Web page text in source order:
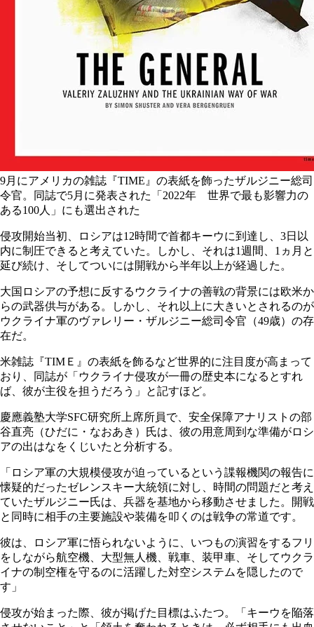
9月にアメリカの雑誌『TIME』の表紙を飾ったザルジニー総司
令官。同誌で5月に発表された「2022年 世界で最も影響力の
ある100人」にも選出された
侵攻開始当初、ロシアは12時間で首都キーウに到達し、3日以
内に制圧できると考えていた。しかし、それは1週間、1ヵ月と
延び続け、そしてついには開戦から半年以上が経過した。
大国ロシアの予想に反するウクライナの善戦の背景には欧米か
らの武器供与がある。しかし、それ以上に大きいとされるのが
ウクライナ軍のヴァレリー・ザルジニー総司令官（49歳）の存
在だ。
米雑誌『TIMＥ』の表紙を飾るなど世界的に注目度が高まって
おり、同誌が「ウクライナ侵攻が一冊の歴史本になるとすれ
ば、彼が主役を担うだろう」と記すほど。
慶應義塾大学SFC研究所上席所員で、安全保障アナリストの部
谷直亮（ひだに・なおあき）氏は、彼の用意周到な準備がロシ
アの出はなをくじいたと分析する。
「ロシア軍の大規模侵攻が迫っているという諜報機関の報告に
懐疑的だったゼレンスキー大統領に対し、時間の問題だと考え
ていたザルジニー氏は、兵器を基地から移動させました。開戦
と同時に相手の主要施設や装備を叩くのは戦争の常道です。
彼は、ロシア軍に悟られないように、いつもの演習をするフリ
をしながら航空機、大型無人機、戦車、装甲車、そしてウクラ
イナの制空権を守るのに活躍した対空システムを隠したので
す」
侵攻が始まった際、彼が掲げた目標はふたつ。「キーウを陥落